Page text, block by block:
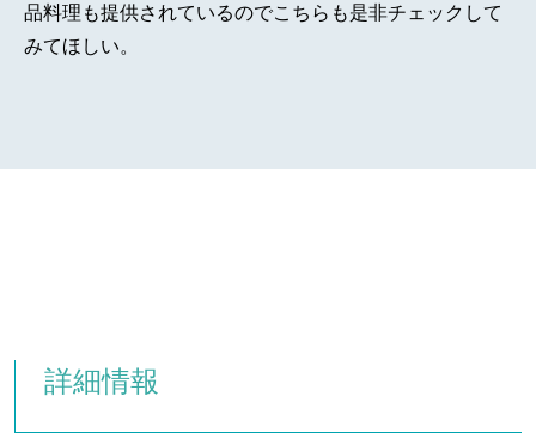
品料理も提供されているのでこちらも是非チェックして
みてほしい。
詳細情報